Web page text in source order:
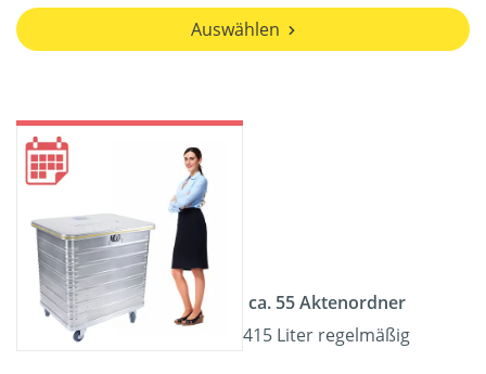
Auswählen
ca. 55 Aktenordner
415 Liter regelmäßig